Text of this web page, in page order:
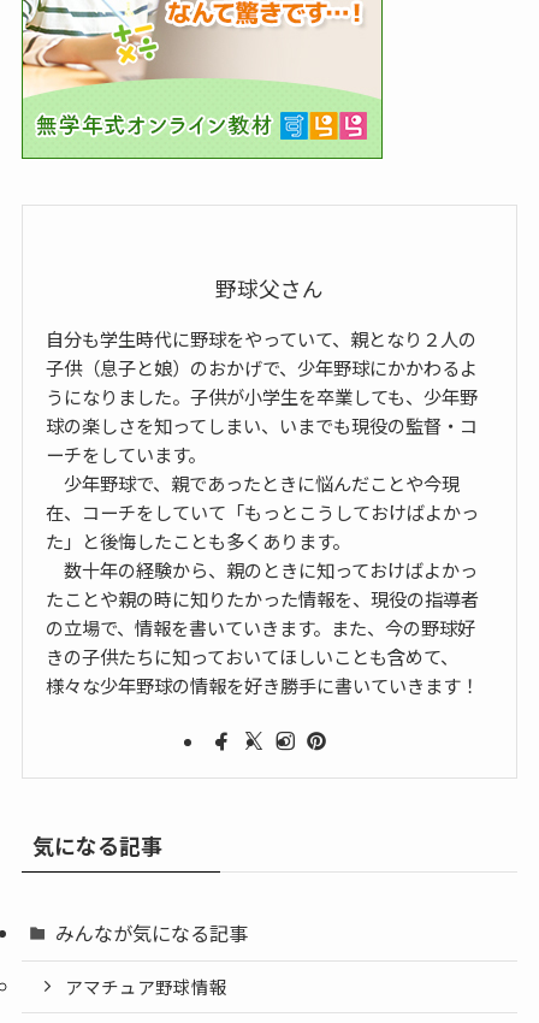
野球父さん
自分も学生時代に野球をやっていて、親となり２人の
子供（息子と娘）のおかげで、少年野球にかかわるよ
うになりました。子供が小学生を卒業しても、少年野
球の楽しさを知ってしまい、いまでも現役の監督・コ
ーチをしています。
少年野球で、親であったときに悩んだことや今現
在、コーチをしていて「もっとこうしておけばよかっ
た」と後悔したことも多くあります。
数十年の経験から、親のときに知っておけばよかっ
たことや親の時に知りたかった情報を、現役の指導者
の立場で、情報を書いていきます。また、今の野球好
きの子供たちに知っておいてほしいことも含めて、
様々な少年野球の情報を好き勝手に書いていきます！
気になる記事
みんなが気になる記事
アマチュア野球情報